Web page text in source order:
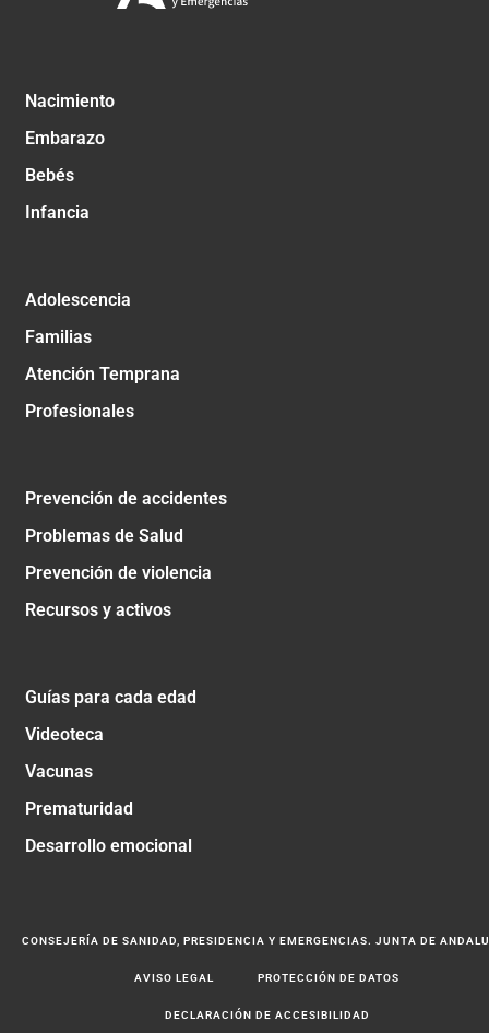
Nacimiento
Embarazo
Bebés
Infancia
Adolescencia
Familias
Atención Temprana
Profesionales
Prevención de accidentes
Problemas de Salud
Prevención de violencia
Recursos y activos
Guías para cada edad
Videoteca
Vacunas
Prematuridad
Desarrollo emocional
CONSEJERÍA DE SANIDAD, PRESIDENCIA Y EMERGENCIAS. JUNTA DE
AVISO LEGAL PROTECCIÓN DE DATOS
DECLARACIÓN DE ACCESIBILIDAD